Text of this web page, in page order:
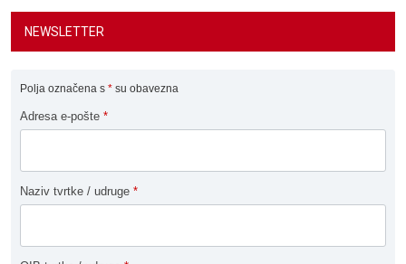
NEWSLETTER
Polja označena s * su obavezna
Adresa e-pošte *
Naziv tvrtke / udruge *